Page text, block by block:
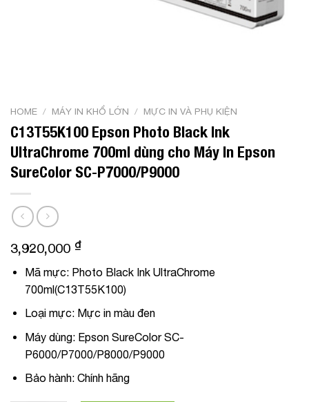
HOME / MÁY IN KHỔ LỚN / MỰC IN VÀ PHỤ KIỆN
C13T55K100 Epson Photo Black Ink
UltraChrome 700ml dùng cho Máy In Epson
SureColor SC-P7000/P9000
3,920,000 ₫
Mã mực: Photo Black Ink UltraChrome
700ml(C13T55K100)
Loại mực:Mực in màu đen
Máy dùng: Epson SureColor SC-
P6000/P7000/P8000/P9000
Bảo hành:Chính hãng